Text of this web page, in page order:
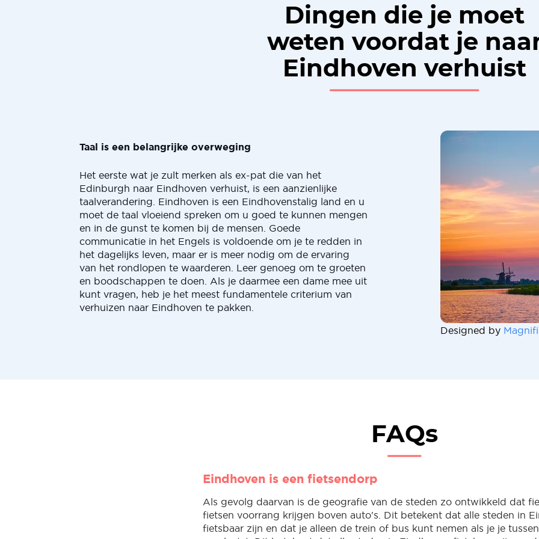
Dingen die je moet
weten voordat je
Eindhoven verhuist
Taal is een belangrijke overweging
Het eerste wat je zult merken als ex-pat die van het
Edinburgh naar Eindhoven verhuist, is een aanzienlijke
taalverandering. Eindhoven is een Eindhovenstalig land en u
moet de taal vloeiend spreken om u goed te kunnen mengen
en in de gunst te komen bij de mensen. Goede
communicatie in het Engels is voldoende om je te redden in
het dagelijks leven, maar er is meer nodig om de ervaring
van het rondlopen te waarderen. Leer genoeg om te groeten
en boodschappen te doen. Als je daarmee een dame mee uit
kunt vragen, heb je het meest fundamentele criterium van
verhuizen naar Eindhoven te pakken.
Designed by
FAQs
Eindhoven is een fietsendorp
Als gevolg daarvan is de geografie van de steden zo ontwikkeld dat
fietsen voorrang krijgen boven auto's. Dit betekent dat alle steden in
fietsbaar zijn en dat je alleen de trein of bus kunt nemen als je je